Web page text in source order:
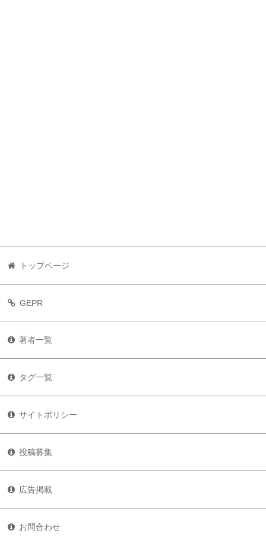
トップページ
GEPR
著者一覧
タグ一覧
サイトポリシー
投稿募集
広告掲載
お問合わせ